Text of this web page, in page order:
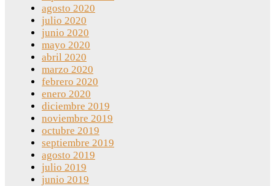
agosto 2020
julio 2020
junio 2020
mayo 2020
abril 2020
marzo 2020
febrero 2020
enero 2020
diciembre 2019
noviembre 2019
octubre 2019
septiembre 2019
agosto 2019
julio 2019
junio 2019